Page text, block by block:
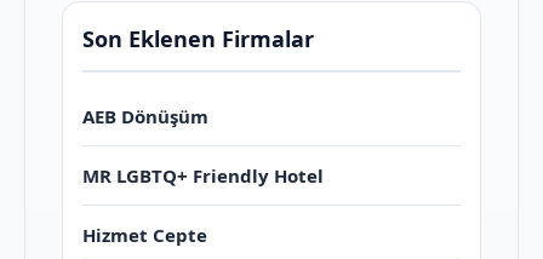
Son Eklenen Firmalar
AEB Dönüşüm
MR LGBTQ+ Friendly Hotel
Hizmet Cepte